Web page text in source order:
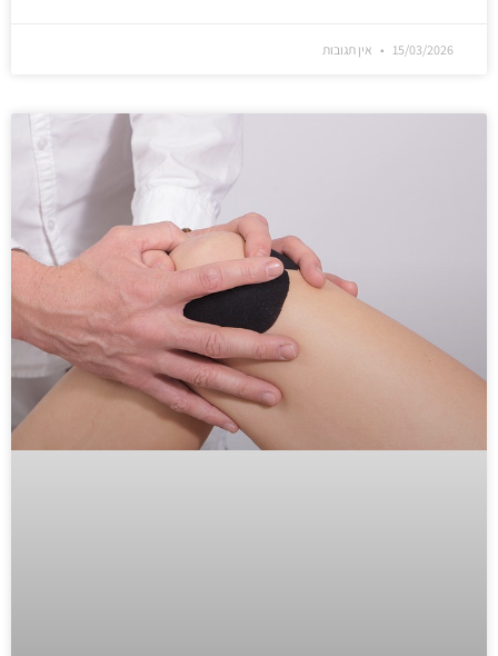
15/03/2026 אין תגובות